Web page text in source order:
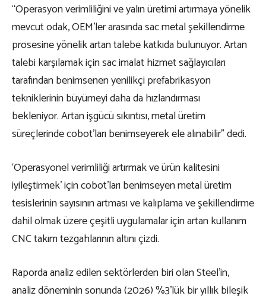
“Operasyon verimliliğini ve yalın üretimi artırmaya yönelik
mevcut odak, OEM’ler arasında sac metal şekillendirme
prosesine yönelik artan talebe katkıda bulunuyor. Artan
talebi karşılamak için sac imalat hizmet sağlayıcıları
tarafından benimsenen yenilikçi prefabrikasyon
tekniklerinin büyümeyi daha da hızlandırması
bekleniyor. Artan işgücü sıkıntısı, metal üretim
süreçlerinde cobot’ları benimseyerek ele alınabilir” dedi.
‘Operasyonel verimliliği artırmak ve ürün kalitesini
iyileştirmek’ için cobot’ları benimseyen metal üretim
tesislerinin sayısının artması ve kalıplama ve şekillendirme
dahil olmak üzere çeşitli uygulamalar için artan kullanım
CNC takım tezgahlarının altını çizdi.
Raporda analiz edilen sektörlerden biri olan Steel’in,
analiz döneminin sonunda (2026) %3’lük bir yıllık bileşik